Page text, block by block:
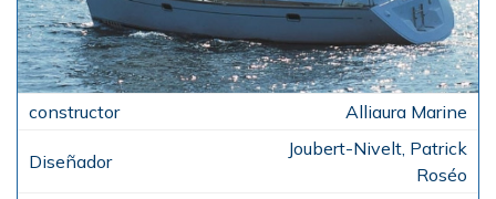
Alliaura Marine
Joubert-Nivelt, Patrick
Roséo